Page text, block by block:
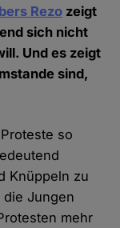
Rezo zeigt
sich nicht
Und es zeigt
sind,
so
Knüppeln zu
die Jungen
mehr